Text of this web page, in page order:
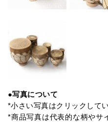
●写真について
*小さい写真はクリックして
*商品写真は代表的な柄やサ